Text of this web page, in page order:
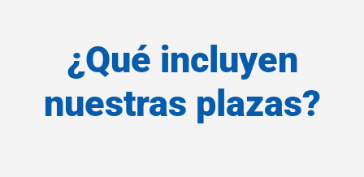
¿Qué incluyen
nuestras plazas?